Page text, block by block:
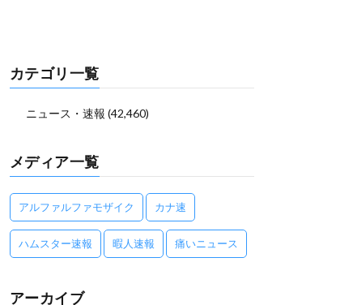
カテゴリ一覧
ニュース・速報 (42,460)
メディア一覧
アルファルファモザイク カナ速
ハムスター速報 暇人速報 痛いニュース
アーカイブ